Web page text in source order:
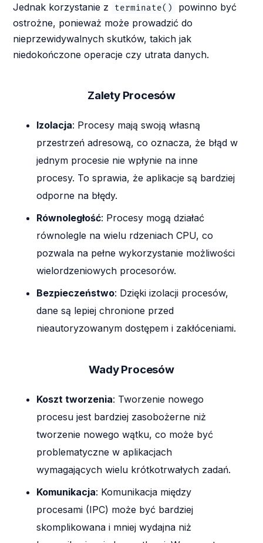
Jednak korzystanie z terminate()
powinno być
ostrożne, ponieważ może prowadzić do
nieprzewidywalnych skutków, takich jak
niedokończone operacje czy utrata danych.
Zalety Procesów
Izolacja: Procesy mają swoją własną
przestrzeń adresową, co oznacza, że błąd w
jednym procesie nie wpłynie na inne
procesy. To sprawia, że aplikacje są bardziej
odporne na błędy.
Równoległość: Procesy mogą działać
równolegle na wielu rdzeniach CPU, co
pozwala na pełne wykorzystanie możliwości
wielordzeniowych procesorów.
Bezpieczeństwo: Dzięki izolacji procesów,
dane są lepiej chronione przed
nieautoryzowanym dostępem i zakłóceniami.
Wady Procesów
Koszt tworzenia: Tworzenie nowego
procesu jest bardziej zasobożerne niż
tworzenie nowego wątku, co może być
problematyczne w aplikacjach
wymagających wielu krótkotrwałych zadań.
Komunikacja: Komunikacja między
procesami (IPC) może być bardziej
skomplikowana i mniej wydajna niż